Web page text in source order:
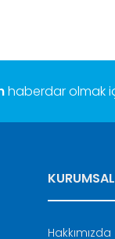
haberdar olmak
KURUMSAL
Hakkımızda